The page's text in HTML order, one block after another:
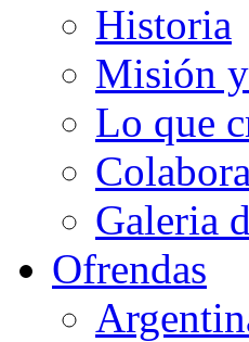
Historia
Misión
Lo que
Galeria
Ofrendas